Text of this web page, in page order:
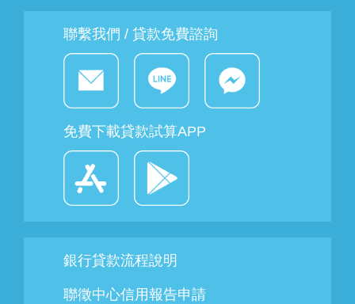
聯繫我們 / 貸款免費諮詢
免費下載貸款試算APP
銀行貸款流程說明
聯徵中心信用報告申請